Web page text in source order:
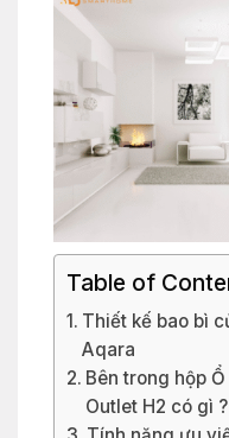
Table of
Thiết kế bao bì
Aqara
Bên trong hộp
Outlet H2 có gì ?